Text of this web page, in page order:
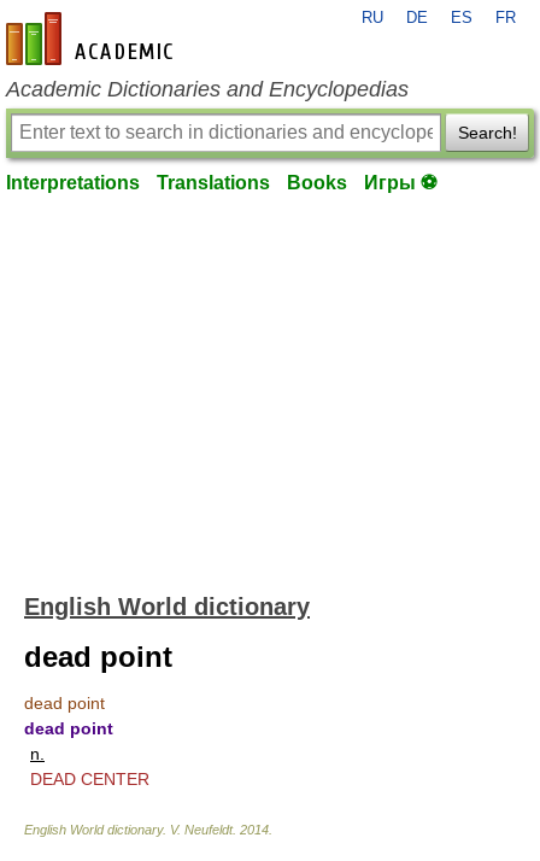
en-academic.com
RU DE ES FR
Academic Dictionaries and Encyclopedias
Search!
Interpretations Translations Books Игры ⚽
English World dictionary
dead point
dead point
dead point
n.
DEAD CENTER
English World dictionary. V. Neufeldt. 2014